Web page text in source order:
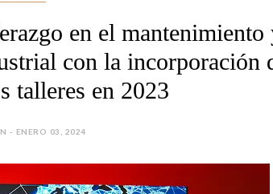
en el mantenimiento
con la incorporación
talleres en 2023
- ENERO 03, 2024